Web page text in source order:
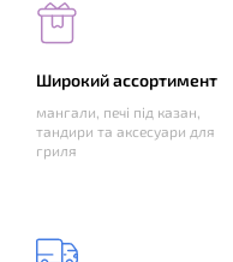
Широкий ассортимент
мангали, печі під казан,
тандири та аксесуари для
гриля